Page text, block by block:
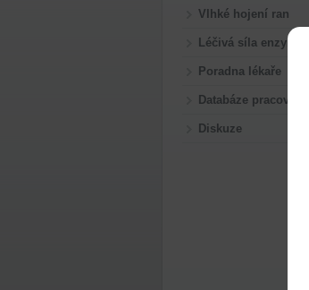
Vlhké hojení ran
Léčivá síla enzymů
Poradna lékaře
Databáze pracovišť
Diskuze